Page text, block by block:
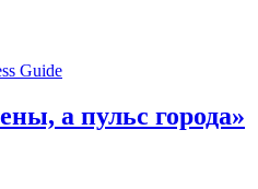
Guide
а пульс города»